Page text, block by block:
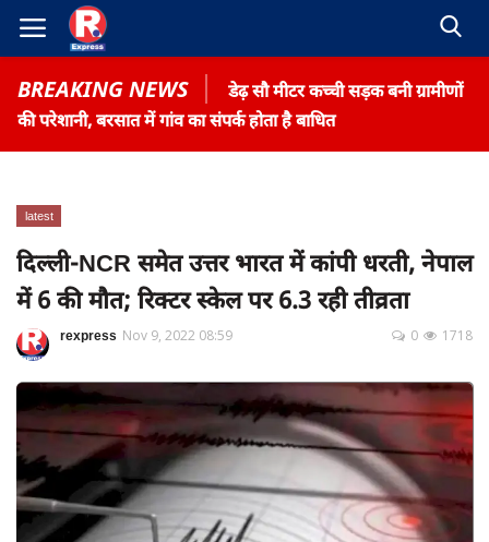
BREAKING NEWS
डेढ़ सौ मीटर कच्ची सड़क बनी ग्रामीणों
की परेशानी, बरसात में गांव का संपर्क होता है बाधित
Home
Contact
Terms & Conditions
रोजगार समाचार
About US
Privacy Policy
App verify
latest
दिल्ली-NCR समेत उत्तर भारत में कांपी धरती, नेपाल
में 6 की मौत; रिक्टर स्केल पर 6.3 रही तीव्रता
rexpress Nov 9, 2022 08:59 1718
0